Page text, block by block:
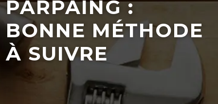
PARPAING :
BONNE MÉTHODE
À SUIVRE